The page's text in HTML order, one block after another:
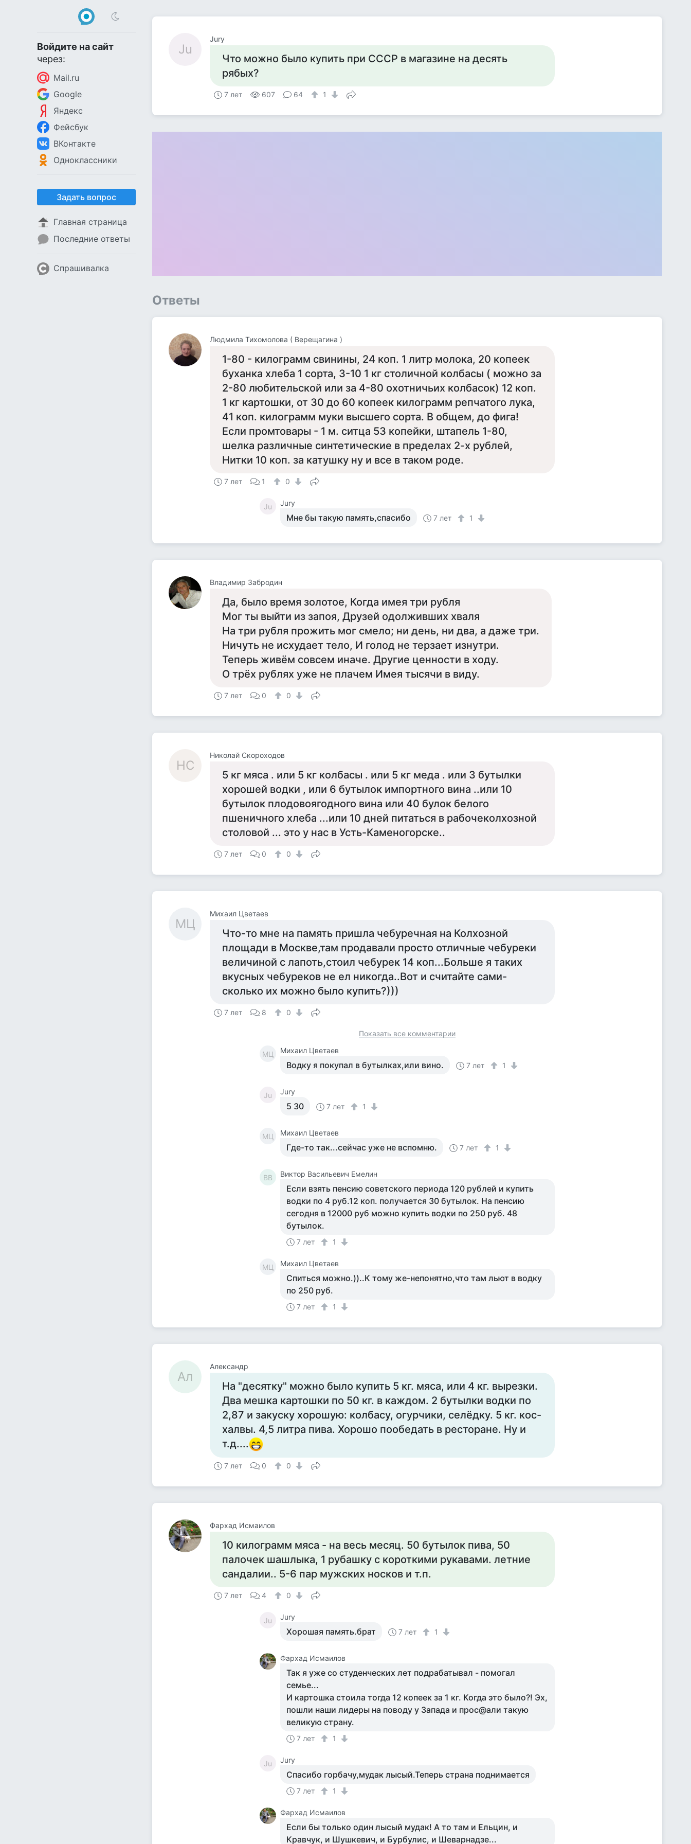
Войдите на сайт
через:
Mail.ru
Google
Яндекс
Фейсбук
ВКонтакте
Одноклассники
Задать вопрос
Главная страница
Последние ответы
Спрашивалка
Ju
Jury
Что можно было купить при СССР в магазине на десять
рябых?
7 лет 607 64 1
Ответы
Людмила Тихомолова ( Верещагина )
1-80 - килограмм свинины, 24 коп. 1 литр молока, 20 копеек
буханка хлеба 1 сорта, 3-10 1 кг столичной колбасы ( можно за
2-80 любительской или за 4-80 охотничьих колбасок) 12 коп.
1 кг картошки, от 30 до 60 копеек килограмм репчатого лука,
41 коп. килограмм муки высшего сорта. В общем, до фига!
Если промтовары - 1 м. ситца 53 копейки, штапель 1-80,
шелка различные синтетические в пределах 2-х рублей,
Нитки 10 коп. за катушку ну и все в таком роде.
7 лет 1 0
Ju Jury
Мне бы такую память,спасибо 7 лет 1
Владимир Забродин
Да, было время золотое, Когда имея три рубля
Мог ты выйти из запоя, Друзей одолживших хваля
На три рубля прожить мог смело; ни день, ни два, а даже три.
Ничуть не исхудает тело, И голод не терзает изнутри.
Теперь живём совсем иначе. Другие ценности в ходу.
О трёх рублях уже не плачем Имея тысячи в виду.
7 лет 0 0
НС
Николай Скороходов
5 кг мяса . или 5 кг колбасы . или 5 кг меда . или 3 бутылки
хорошей водки , или 6 бутылок импортного вина ..или 10
бутылок плодовоягодного вина или 40 булок белого
пшеничного хлеба ...или 10 дней питаться в рабочеколхозной
столовой ... это у нас в Усть-Каменогорске..
7 лет 0 0
МЦ
Михаил Цветаев
Что-то мне на память пришла чебуречная на Колхозной
площади в Москве,там продавали просто отличные чебуреки
величиной с лапоть,стоил чебурек 14 коп...Больше я таких
вкусных чебуреков не ел никогда..Вот и считайте сами-
сколько их можно было купить?)))
7 лет 8 0
Показать все комментарии
МЦ Михаил Цветаев
Водку я покупал в бутылках,или вино. 7 лет 1
Ju Jury
5 30 7 лет 1
МЦ Михаил Цветаев
Где-то так...сейчас уже не вспомню. 7 лет 1
ВВ Виктор Васильевич Емелин
Если взять пенсию советского периода 120 рублей и купить
водки по 4 руб.12 коп. получается 30 бутылок. На пенсию
сегодня в 12000 руб можно купить водки по 250 руб. 48
бутылок.
7 лет 1
МЦ Михаил Цветаев
Спиться можно.))..К тому же-непонятно,что там льют в водку
по 250 руб.
7 лет 1
Ал
Александр
На "десятку" можно было купить 5 кг. мяса, или 4 кг. вырезки.
Два мешка картошки по 50 кг. в каждом. 2 бутылки водки по
2,87 и закуску хорошую: колбасу, огурчики, селёдку. 5 кг. кос-
халвы. 4,5 литра пива. Хорошо пообедать в ресторане. Ну и
т.д....
7 лет 0 0
Фархад Исмаилов
10 килограмм мяса - на весь месяц. 50 бутылок пива, 50
палочек шашлыка, 1 рубашку с короткими рукавами. летние
сандалии.. 5-6 пар мужских носков и т.п.
7 лет 4 0
Ju Jury
Хорошая память.брат 7 лет 1
Фархад Исмаилов
Так я уже со студенческих лет подрабатывал - помогал
семье...
И картошка стоила тогда 12 копеек за 1 кг. Когда это было?! Эх,
пошли наши лидеры на поводу у Запада и прос@али такую
великую страну.
7 лет 1
Ju Jury
Спасибо горбачу,мудак лысый.Теперь страна поднимается
7 лет 1
Фархад Исмаилов
Если бы только один лысый мудак! А то там и Ельцин, и
Кравчук, и Шушкевич, и Бурбулис, и Шеварнадзе...